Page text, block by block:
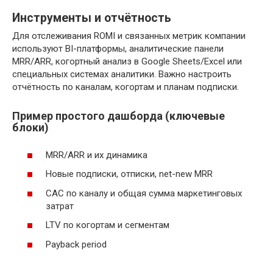
Инструменты и отчётность
Для отслеживания ROMI и связанных метрик компании
используют BI-платформы, аналитические панели
MRR/ARR, когортный анализ в Google Sheets/Excel или
специальных системах аналитики. Важно настроить
отчётность по каналам, когортам и планам подписки.
Пример простого дашборда (ключевые
блоки)
MRR/ARR и их динамика
Новые подписки, отписки, net-new MRR
CAC по каналу и общая сумма маркетинговых
затрат
LTV по когортам и сегментам
Payback period